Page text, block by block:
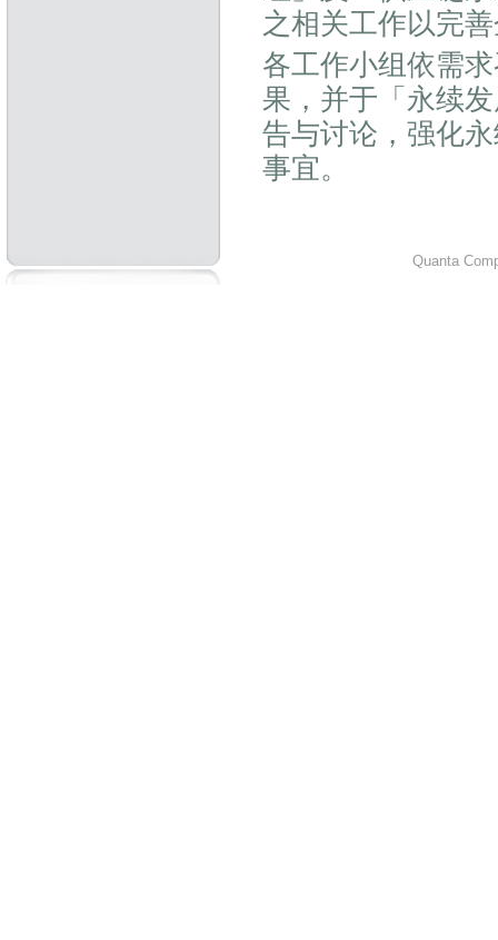
之相关工作以完
各工作小组依需
果，并于「永续
告与讨论，强化
事宜。
Quanta